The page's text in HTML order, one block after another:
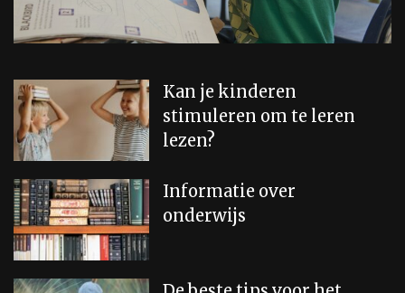
Kan je kinderen
stimuleren om te leren
lezen?
Informatie over
onderwijs